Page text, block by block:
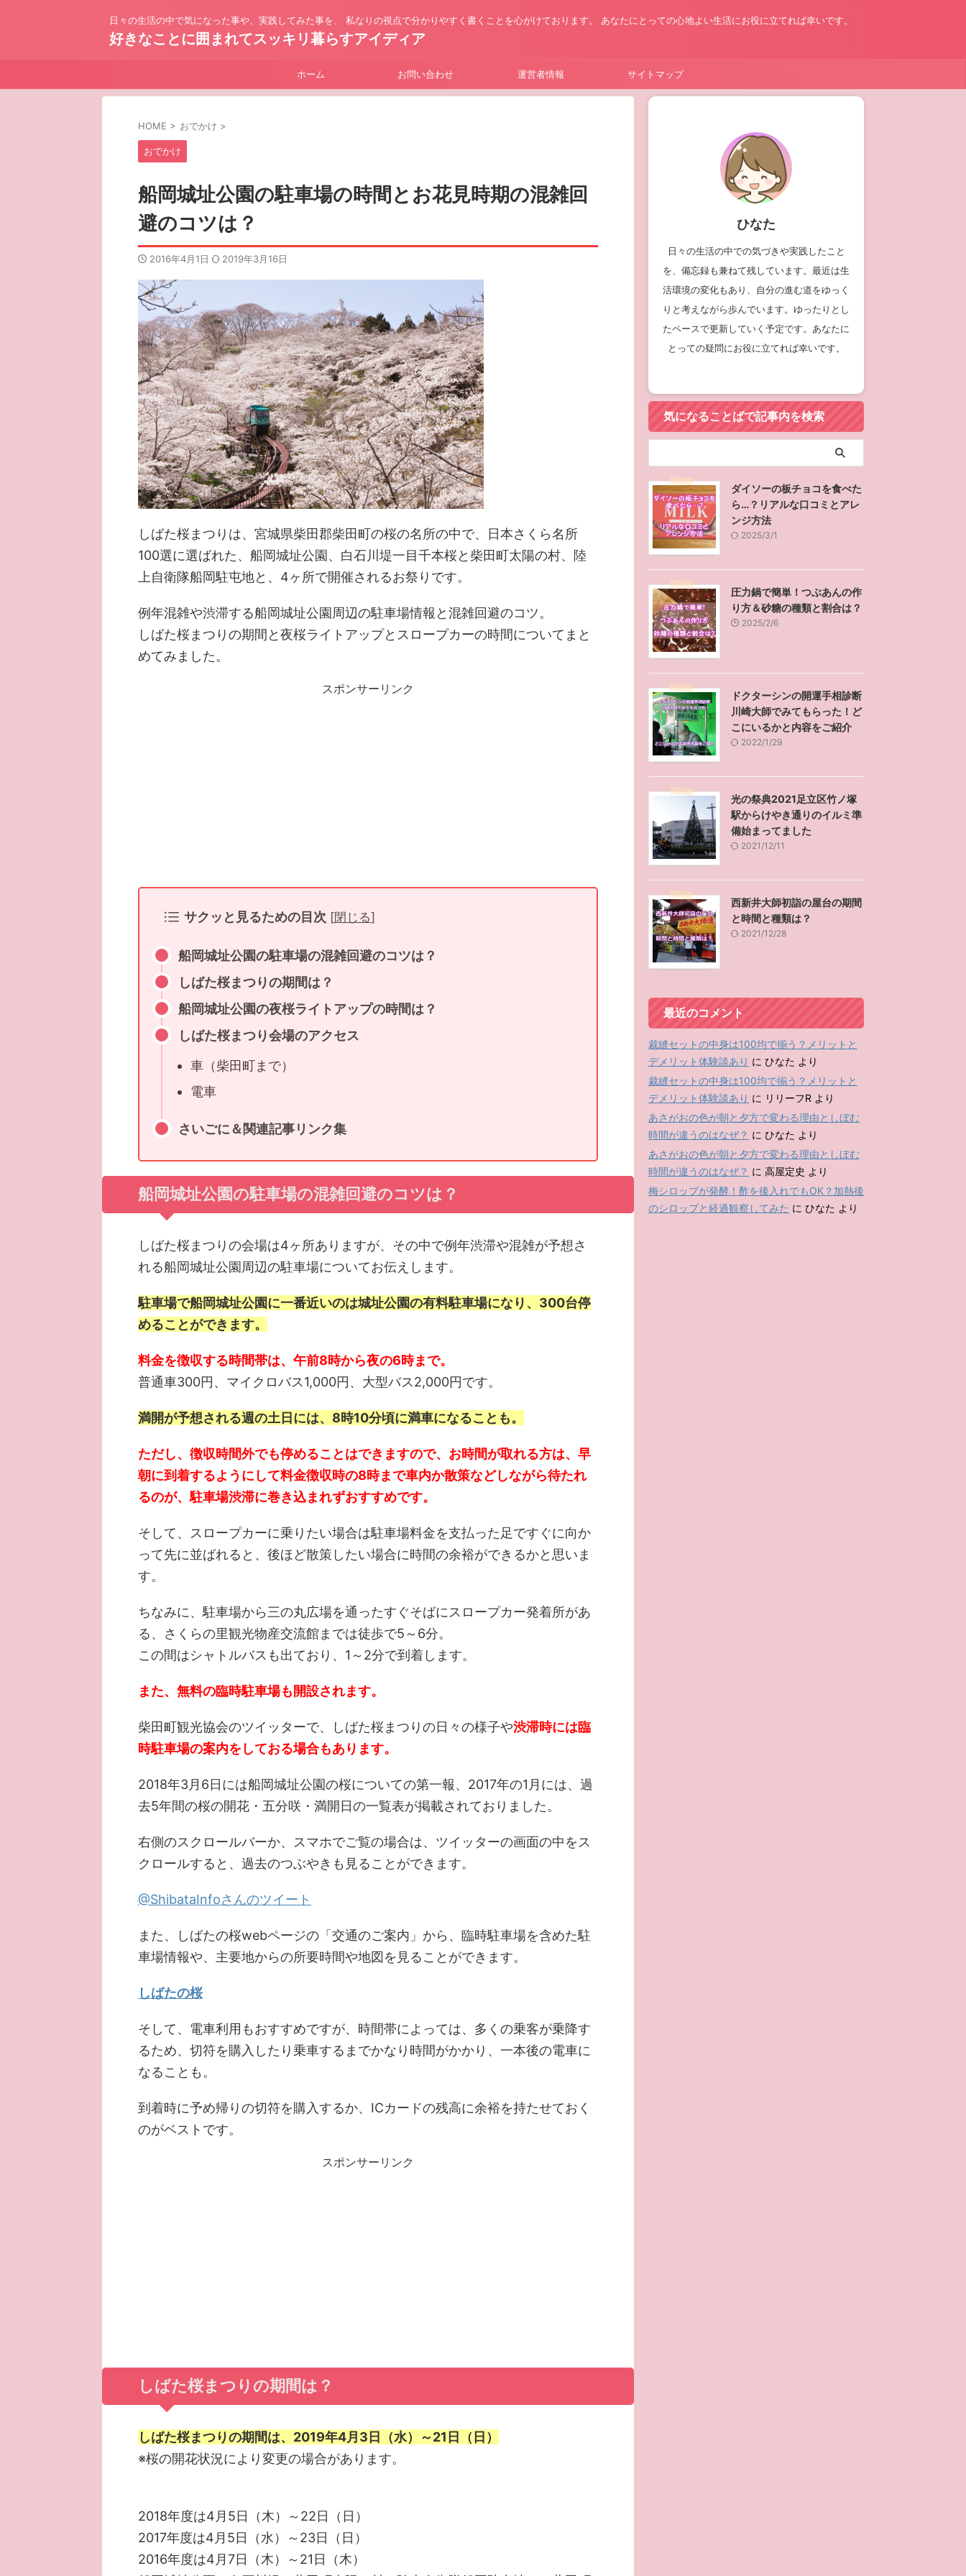
日々の生活の中で気になった事や、実践してみた事を、 私なりの視点で分かりやすく書くことを心がけております。 あなたにとっての心地よい生活にお役に立てれば幸いです。
好きなことに囲まれてスッキリ暮らすアイディア
ホーム お問い合わせ 運営者情報 サイトマップ
HOME > おでかけ >
おでかけ
船岡城址公園の駐車場の時間とお花見時期の混雑回
避のコツは？
2016年4月1日 2019年3月16日
しばた桜まつりは、宮城県柴田郡柴田町の桜の名所の中で、日本さくら名所
100選に選ばれた、船岡城址公園、白石川堤一目千本桜と柴田町太陽の村、陸
上自衛隊船岡駐屯地と、4ヶ所で開催されるお祭りです。
例年混雑や渋滞する船岡城址公園周辺の駐車場情報と混雑回避のコツ。
しばた桜まつりの期間と夜桜ライトアップとスロープカーの時間についてまと
めてみました。
スポンサーリンク
サクッと見るための目次 [閉じる]
船岡城址公園の駐車場の混雑回避のコツは？
しばた桜まつりの期間は？
船岡城址公園の夜桜ライトアップの時間は？
しばた桜まつり会場のアクセス
車（柴田町まで）
電車
さいごに＆関連記事リンク集
船岡城址公園の駐車場の混雑回避のコツは？
しばた桜まつりの会場は4ヶ所ありますが、その中で例年渋滞や混雑が予想さ
れる船岡城址公園周辺の駐車場についてお伝えします。
駐車場で船岡城址公園に一番近いのは城址公園の有料駐車場になり、300台停
めることができます。
料金を徴収する時間帯は、午前8時から夜の6時まで。
普通車300円、マイクロバス1,000円、大型バス2,000円です。
満開が予想される週の土日には、8時10分頃に満車になることも。
ただし、徴収時間外でも停めることはできますので、お時間が取れる方は、早
朝に到着するようにして料金徴収時の8時まで車内か散策などしながら待たれ
るのが、駐車場渋滞に巻き込まれずおすすめです。
そして、スロープカーに乗りたい場合は駐車場料金を支払った足ですぐに向か
って先に並ばれると、後ほど散策したい場合に時間の余裕ができるかと思いま
す。
ちなみに、駐車場から三の丸広場を通ったすぐそばにスロープカー発着所があ
る、さくらの里観光物産交流館までは徒歩で5～6分。
この間はシャトルバスも出ており、1～2分で到着します。
また、無料の臨時駐車場も開設されます。
柴田町観光協会のツイッターで、しばた桜まつりの日々の様子や渋滞時には臨
時駐車場の案内をしておる場合もあります。
2018年3月6日には船岡城址公園の桜についての第一報、2017年の1月には、過
去5年間の桜の開花・五分咲・満開日の一覧表が掲載されておりました。
右側のスクロールバーか、スマホでご覧の場合は、ツイッターの画面の中をス
クロールすると、過去のつぶやきも見ることができます。
@ShibataInfoさんのツイート
また、しばたの桜webページの「交通のご案内」から、臨時駐車場を含めた駐
車場情報や、主要地からの所要時間や地図を見ることができます。
しばたの桜
そして、電車利用もおすすめですが、時間帯によっては、多くの乗客が乗降す
るため、切符を購入したり乗車するまでかなり時間がかかり、一本後の電車に
なることも。
到着時に予め帰りの切符を購入するか、ICカードの残高に余裕を持たせておく
のがベストです。
スポンサーリンク
しばた桜まつりの期間は？
しばた桜まつりの期間は、2019年4月3日（水）～21日（日）
※桜の開花状況により変更の場合があります。
2018年度は4月5日（木）～22日（日）
2017年度は4月5日（水）～23日（日）
2016年度は4月7日（木）～21日（木）
ひなた
日々の生活の中での気づきや実践したこと
を、備忘録も兼ねて残しています。最近は生
活環境の変化もあり、自分の進む道をゆっく
りと考えながら歩んでいます。ゆったりとし
たペースで更新していく予定です。あなたに
とっての疑問にお役に立てれば幸いです。
気になることばで記事内を検索
ダイソーの板チョコを食べた
ら…？リアルな口コミとアレ
ンジ方法
2025/3/1
圧力鍋で簡単！つぶあんの作
り方＆砂糖の種類と割合は？
2025/2/6
ドクターシンの開運手相診断
川崎大師でみてもらった！ど
こにいるかと内容をご紹介
2022/1/29
光の祭典2021足立区竹ノ塚
駅からけやき通りのイルミ準
備始まってました
2021/12/11
西新井大師初詣の屋台の期間
と時間と種類は？
2021/12/28
最近のコメント
裁縫セットの中身は100均で揃う？メリットと
デメリット体験談あり に ひなた より
裁縫セットの中身は100均で揃う？メリットと
デメリット体験談あり に リリーフR より
あさがおの色が朝と夕方で変わる理由としぼむ
時間が違うのはなぜ？ に ひなた より
あさがおの色が朝と夕方で変わる理由としぼむ
時間が違うのはなぜ？ に 高屋定史 より
梅シロップが発酵！酢を後入れでもOK？加熱後
のシロップと経過観察してみた に ひなた より